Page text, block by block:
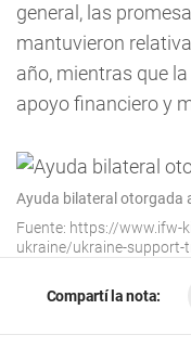
general, las
mantuvieron
año, mientras que
apoyo financiero y
Ayuda bilateral otorgada
Fuente: https://www.ifw-
ukraine/ukraine-support-
Compartí la nota: